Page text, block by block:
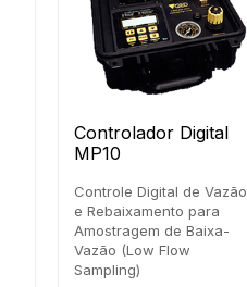
Controlador Digital
MP10
Controle Digital de Vazão
e Rebaixamento para
Amostragem de Baixa-
Vazão (Low Flow
Sampling)